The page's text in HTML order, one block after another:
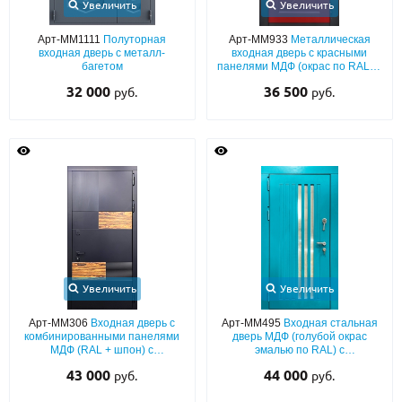
Увеличить
Арт-ММ1111 Полуторная
входная дверь с металл-
багетом
32 000 руб.
Увеличить
Арт-ММ933 Металлическая
входная дверь с красными
панелями МДФ (окрас по RAL) и
шумоизоляцией)
36 500 руб.
Увеличить
Арт-ММ306 Входная дверь с
комбинированными панелями
МДФ (RAL + шпон) с
43 000 руб.
Увеличить
Арт-ММ495 Входная стальная
дверь МДФ (голубой окрас
эмалью по RAL) с
вставками из стекла
44 000 руб.